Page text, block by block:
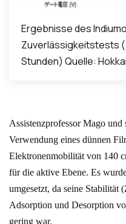
Ergebnisse des
Zuverlässigkeitstests
Stunden) Quelle:
Assistenzprofessor Mago
Verwendung eines dünnen
Elektronenmobilität von 140
für die aktive Ebene. Es
umgesetzt, da seine Stabilität
Adsorption und Desorption
gering war.